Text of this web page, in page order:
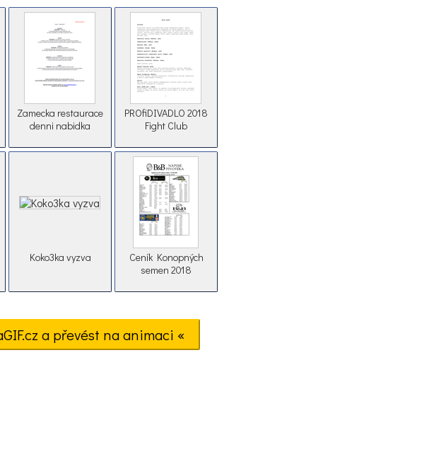
Zamecka restaurace
denni nabidka
PROfiDIVADLO 2018
Fight Club
Koko3ka vyzva
Ceník Konopných
semen 2018
a převést na animaci «